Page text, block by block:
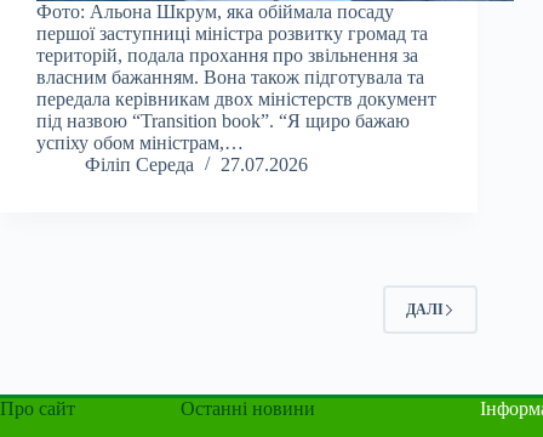
Фото: Альона Шкрум, яка обіймала посаду
першої заступниці міністра розвитку громад та
територій, подала прохання про звільнення за
власним бажанням. Вона також підготувала та
передала керівникам двох міністерств документ
під назвою “Transition book”. “Я щиро бажаю
успіху обом міністрам,…
Філіп Середа
27.07.2026
ДАЛІ
Про сайт Останні новини